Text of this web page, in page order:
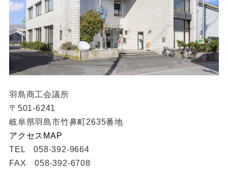
羽島商工会議所
〒501-6241
岐阜県羽島市竹鼻町2635番地
アクセスMAP
TEL 058-392-9664
FAX 058-392-6708